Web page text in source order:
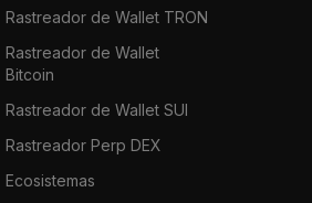
Rastreador de Wallet TRON
Rastreador de Wallet
Bitcoin
Rastreador de Wallet SUI
Rastreador Perp DEX
Ecosistemas